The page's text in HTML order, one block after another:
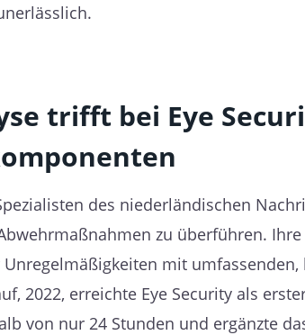
trifft bei Eye
des niederländischen
zu überführen.
mit
2022, erreichte Eye Security als
von nur 24 Stunden und ergänzte